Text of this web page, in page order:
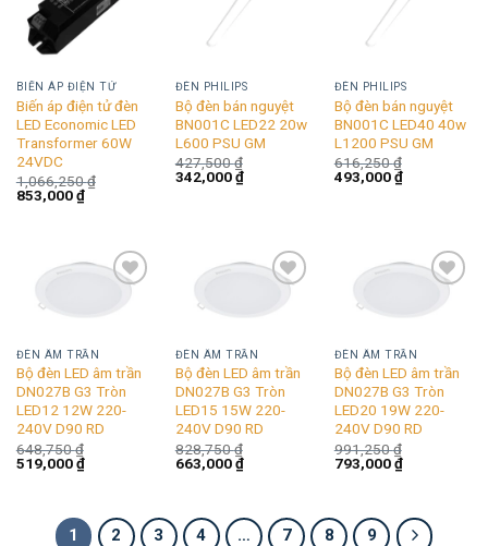
BIẾN ÁP ĐIỆN TỬ
Biến áp điện tử đèn
LED Economic LED
Transformer 60W
24VDC
1,066,250₫
Giá
853,000₫Giá
hiện
853,000 ₫.
ĐÈN PHILIPS
Bộ đèn bán nguyệt
BN001C LED22 20w
L600 PSU GM
427,500₫
Giá
342,000₫Giá
hiện
ĐÈN PHILIPS
Bộ đèn bán nguyệt
BN001C LED40 40w
L1200 PSU GM
616,250₫
Giá
493,000₫Giá
hiện
wishlist
ĐÈN ÂM TRẦN
Bộ đèn LED âm trần
DN027B G3 Tròn
LED12 12W 220-
240V D90 RD
648,750₫
Giá
519,000₫Giá
hiện
519,000 ₫.
wishlist
ĐÈN ÂM TRẦN
Bộ đèn LED âm trần
DN027B G3 Tròn
LED15 15W 220-
240V D90 RD
828,750₫
Giá
663,000₫Giá
hiện
663,000 ₫.
wishlist
ĐÈN ÂM TRẦN
Bộ đèn LED âm trần
DN027B G3 Tròn
LED20 19W 220-
240V D90 RD
991,250₫
Giá
793,000₫Giá
hiện
793,000 ₫.
1 2 3 4 … 7 8 9